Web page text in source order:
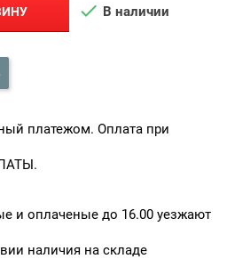
 В наличии
платежом. Оплата при
и оплаченые до 16.00 уезжают
наличия на складе